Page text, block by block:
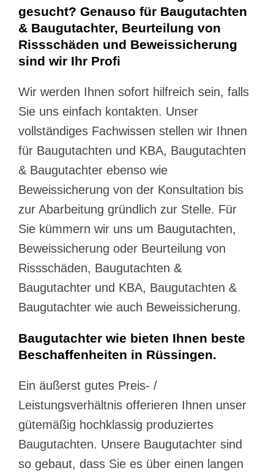
gesucht? Genauso für Baugutachten
& Baugutachter, Beurteilung von
Rissschäden und Beweissicherung
sind wir Ihr Profi
Wir werden Ihnen sofort hilfreich sein, falls
Sie uns einfach kontakten. Unser
vollständiges Fachwissen stellen wir Ihnen
für Baugutachten und KBA, Baugutachten
& Baugutachter ebenso wie
Beweissicherung von der Konsultation bis
zur Abarbeitung gründlich zur Stelle. Für
Sie kümmern wir uns um Baugutachten,
Beweissicherung oder Beurteilung von
Rissschäden, Baugutachten &
Baugutachter und KBA, Baugutachten &
Baugutachter wie auch Beweissicherung.
Baugutachter wie bieten Ihnen beste
Beschaffenheiten in Rüssingen.
Ein äußerst gutes Preis- /
Leistungsverhältnis offerieren Ihnen unser
gütemäßig hochklassig produziertes
Baugutachten. Unsere Baugutachter sind
so gebaut, dass Sie es über einen langen